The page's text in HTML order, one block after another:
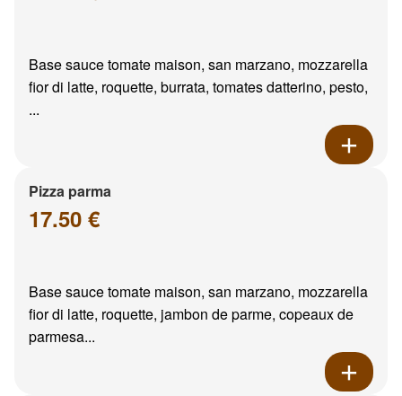
Base sauce tomate maison, san marzano, mozzarella
fior di latte, roquette, burrata, tomates datterino, pesto,
...
Pizza parma
17.50 €
Base sauce tomate maison, san marzano, mozzarella
fior di latte, roquette, jambon de parme, copeaux de
parmesa...